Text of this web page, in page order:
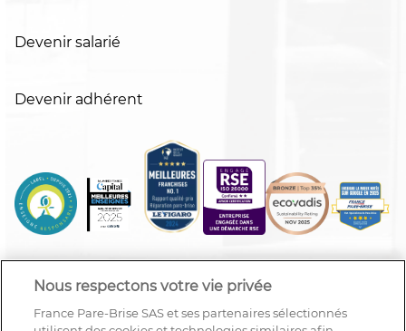
Devenir salarié
Devenir adhérent
Nous respectons votre vie privée
France Pare-Brise SAS et ses partenaires sélectionnés